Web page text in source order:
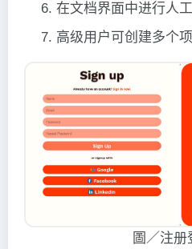
在文档界面中进行人
高级用户可创建多个
圖／注册